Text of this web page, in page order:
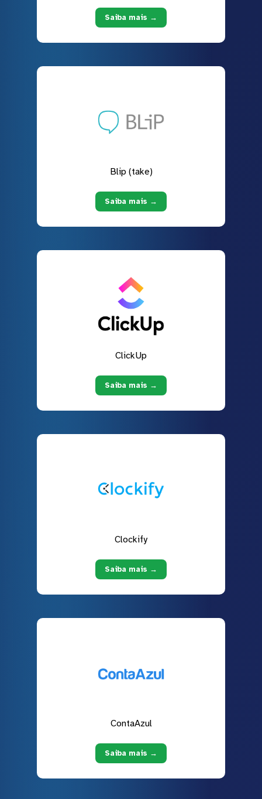
Saiba mais →
Blip (take)
Saiba mais →
ClickUp
Saiba mais →
Clockify
Saiba mais →
ContaAzul
Saiba mais →